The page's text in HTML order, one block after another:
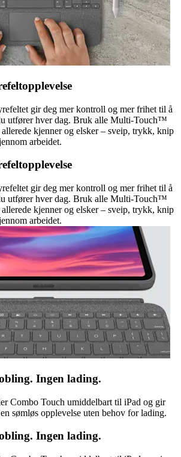
gir deg mer kontroll og mer frihet til å
utfører hver dag. Bruk alle Multi-Touch™
kjenner og elsker – sveip, trykk, knip
arbeidet.
gir deg mer kontroll og mer frihet til å
utfører hver dag. Bruk alle Multi-Touch™
kjenner og elsker – sveip, trykk, knip
arbeidet.
Ingen lading.
Combo Touch umiddelbart til iPad og gir
sømløs opplevelse uten behov for lading.
Ingen lading.